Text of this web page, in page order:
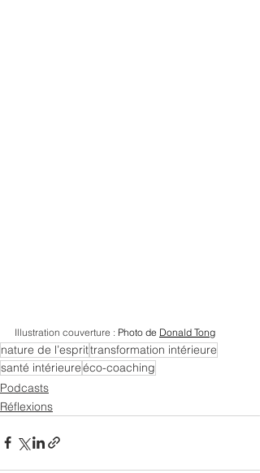
Illustration couverture : Photo de Donald Tong
nature de l’esprittransformation intérieure
santé intérieureéco-coaching
Podcasts
Réflexions